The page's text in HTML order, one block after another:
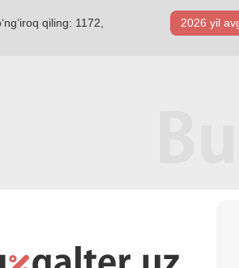
qiling: 1172,
2026 yil